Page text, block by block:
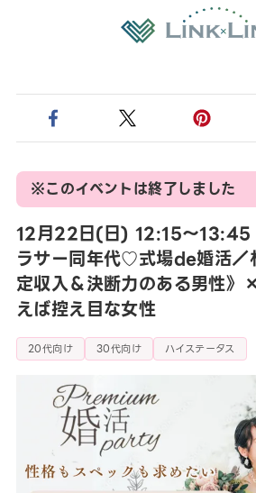
※このイベントは終了しました
12月22日(日) 12:15〜13:45
ラサー同年代♡式場de婚活
定収入＆決断力のある男性》
えば控え目な女性
20代向け 30代向け ハイステータス